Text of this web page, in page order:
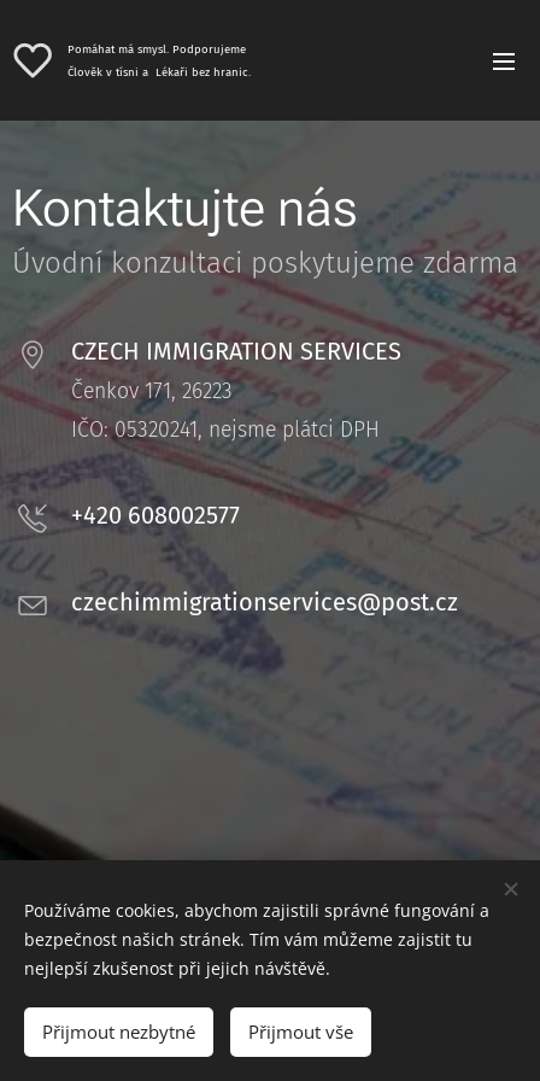
Pomáhat má smysl. Podporujeme
Člověk v tísni a Lékaři bez hranic.
Kontaktujte nás
Úvodní konzultaci poskytujeme zdarma
CZECH IMMIGRATION SERVICES
Čenkov 171, 26223
IČO: 05320241, nejsme plátci DPH
+420 608002577
czechimmigrationservices@post.cz
Czech Immigration Services
Vytvořeno službou
Cookies
Používáme cookies, abychom zajistili správné fungování a
bezpečnost našich stránek. Tím vám můžeme zajistit tu
nejlepší zkušenost při jejich návštěvě.
Přijmout nezbytné Přijmout vše